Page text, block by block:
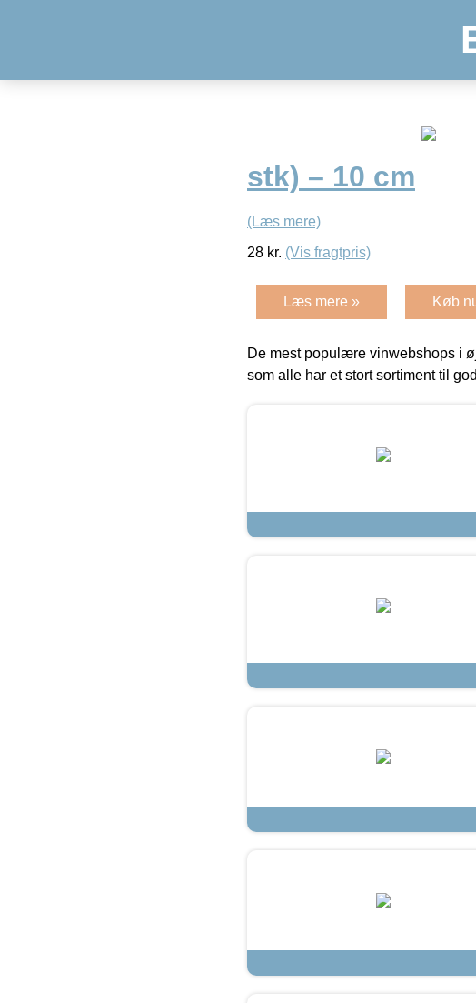
stk) – 10 cm
(Læs mere)
28 kr. (Vis fragtpris)
Læs mere » Køb
De mest populære vinwebshops i
som alle har et stort sortiment til